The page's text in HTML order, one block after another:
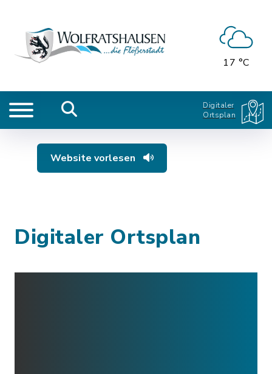
17 °C
Digitaler
Ortsplan
Website vorlesen
Digitaler Ortsplan